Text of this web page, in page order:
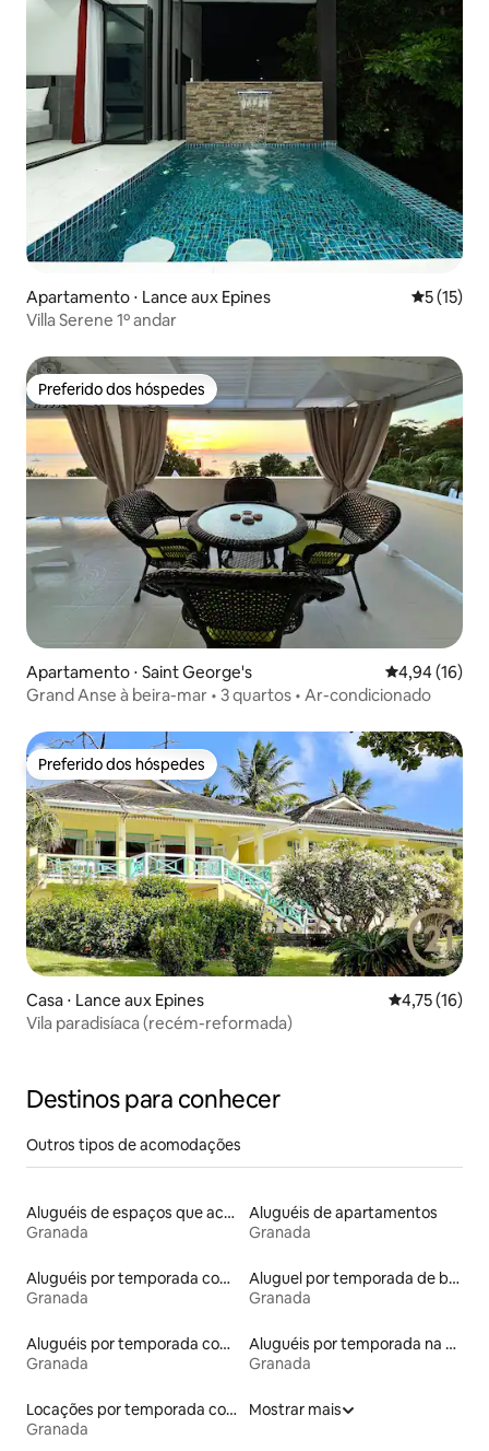
Apartamento ⋅ Lance aux Epines 5 de uma
5 (15)
Villa Serene 1º andar
Preferido dos hóspedes
Preferido dos hóspedes
Apartamento ⋅ Saint George's 4,94 de uma
4,94 (16)
Grand Anse à beira-mar • 3 quartos • Ar-condicionado
Preferido dos hóspedes
Preferido dos hóspedes
Casa ⋅ Lance aux Epines 4,75 de uma
4,75 (16)
Vila paradisíaca (recém-reformada)
Destinos para conhecer
Outros tipos de acomodações
Aluguéis de espaços que aceitam animais de estimação
Granada
Aluguéis de apartamentos
Granada
Aluguéis por temporada com acesso ao lago
Granada
Aluguel por temporada de barcos
Granada
Aluguéis por temporada com acesso à praia
Granada
Aluguéis por temporada na orla
Granada
Locações por temporada com piscina
Granada
Mostrar mais